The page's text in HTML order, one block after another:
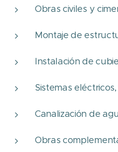
Obras civiles y
Montaje de
Instalación de
Sistemas
Canalización de
Obras